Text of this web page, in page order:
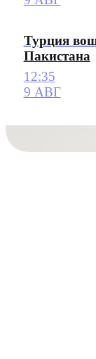
Турция
Пакистана
12:35
9 АВГ